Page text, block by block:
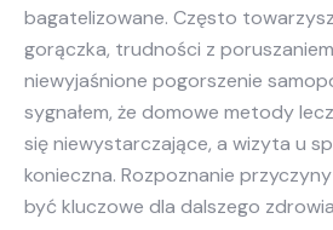
bagatelizowane. Często
gorączka, trudności z
niewyjaśnione pogorszenie
sygnałem, że domowe metody
się niewystarczające, a wizyta u
konieczna. Rozpoznanie
być kluczowe dla dalszego